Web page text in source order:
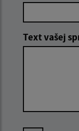
Text vašej